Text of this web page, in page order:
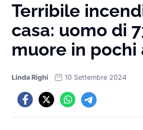
Terribile
casa: uomo di
muore in pochi
Linda Righi 10 Settembre 2024